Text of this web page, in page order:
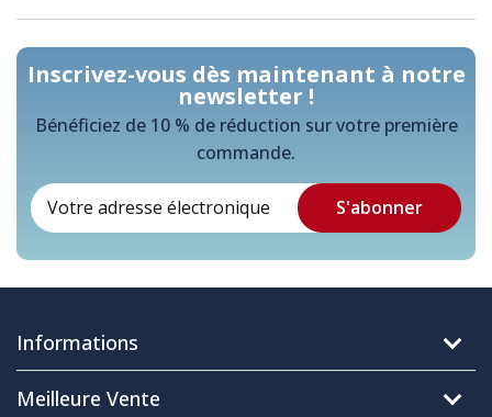
Inscrivez-vous dès maintenant à notre
newsletter !
Bénéficiez de 10 % de réduction sur votre première
commande.
Informations
Meilleure Vente